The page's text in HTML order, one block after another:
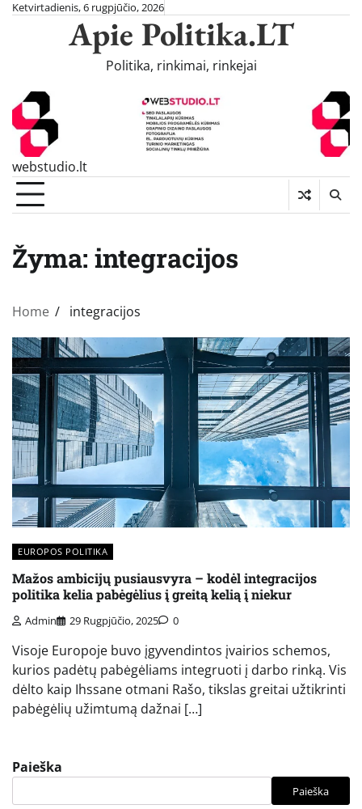
SkipKetvirtadienis, 6 rugpjūčio, 2026
Apie Politika.LT
Politika, rinkimai, rinkejai
webstudio.lt
Žyma: integracijos
Home integracijos
EUROPOS POLITIKA
Mažos ambicijų pusiausvyra – kodėl integracijos
politika kelia pabėgėlius į greitą kelią į niekur
Admin 29 Rugpjūčio, 2025 0
Visoje Europoje buvo įgyvendintos įvairios schemos,
kurios padėtų pabėgėliams integruoti į darbo rinką. Vis
dėlto kaip Ihssane otmani Rašo, tikslas greitai užtikrinti
pabėgėlių užimtumą dažnai […]
Paieška
Paieška